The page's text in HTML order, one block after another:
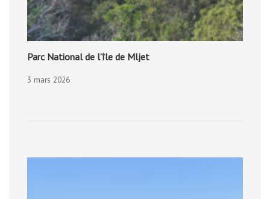
Parc National de l’île de Mljet
3 mars 2026